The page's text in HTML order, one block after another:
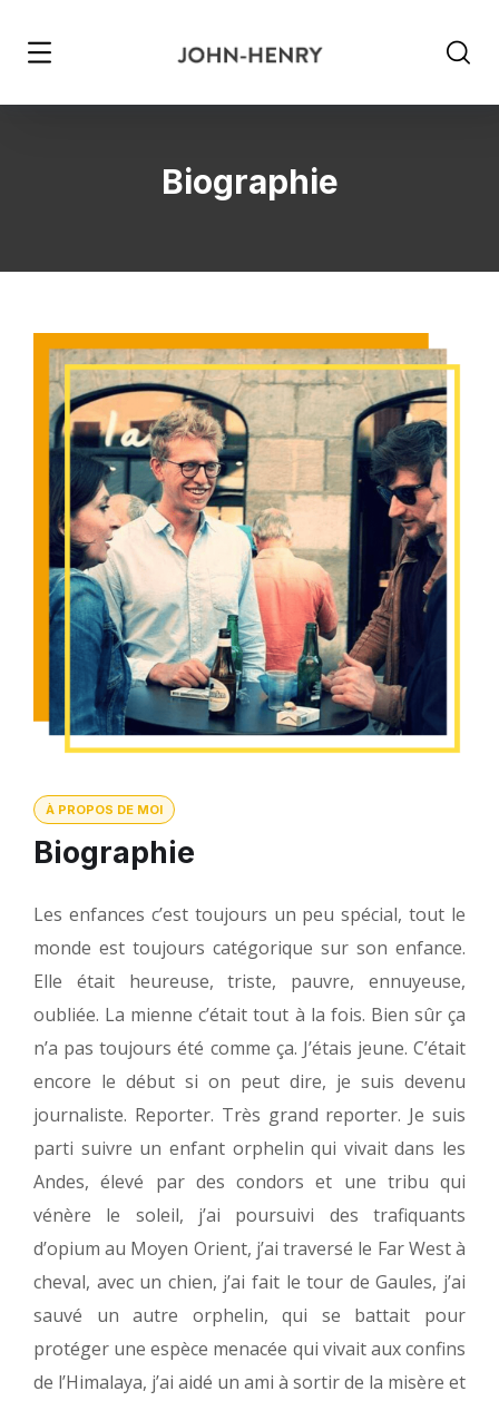
Biographie
À PROPOS DE MOI
Biographie
Les enfances c’est toujours un peu spécial, tout le
monde est toujours catégorique sur son enfance.
Elle était heureuse, triste, pauvre, ennuyeuse,
oubliée. La mienne c’était tout à la fois. Bien sûr ça
n’a pas toujours été comme ça. J’étais jeune. C’était
encore le début si on peut dire, je suis devenu
journaliste. Reporter. Très grand reporter. Je suis
parti suivre un enfant orphelin qui vivait dans les
Andes, élevé par des condors et une tribu qui
vénère le soleil, j’ai poursuivi des trafiquants
d’opium au Moyen Orient, j’ai traversé le Far West à
cheval, avec un chien, j’ai fait le tour de Gaules, j’ai
sauvé un autre orphelin, qui se battait pour
protéger une espèce menacée qui vivait aux confins
de l’Himalaya, j’ai aidé un ami à sortir de la misère et